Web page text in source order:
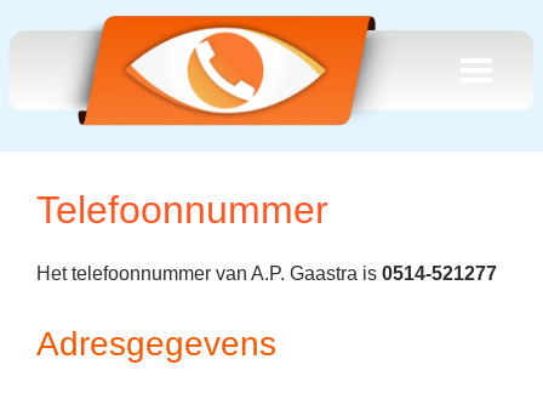
Telefoonnummer
Het telefoonnummer van A.P. Gaastra is 0514-521277
Adresgegevens